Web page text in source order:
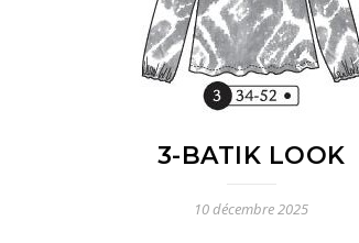
3-BATIK LOOK
10 décembre 2025